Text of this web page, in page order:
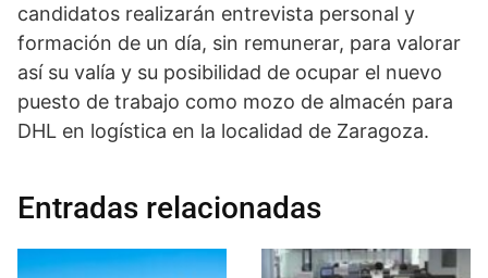
candidatos realizarán entrevista personal y
formación de un día, sin remunerar, para valorar
así su valía y su posibilidad de ocupar el nuevo
puesto de trabajo como mozo de almacén para
DHL en logística en la localidad de Zaragoza.
Entradas relacionadas